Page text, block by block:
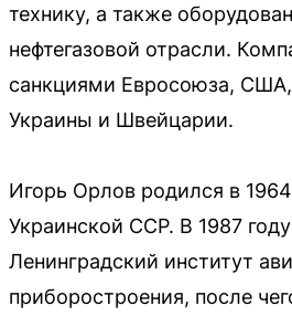
технику, а также
нефтегазовой отрасли.
санкциями Евросоюза,
Украины и Швейцарии.
Игорь Орлов родился в
Украинской ССР. В 1987
Ленинградский институт
приборостроения, после